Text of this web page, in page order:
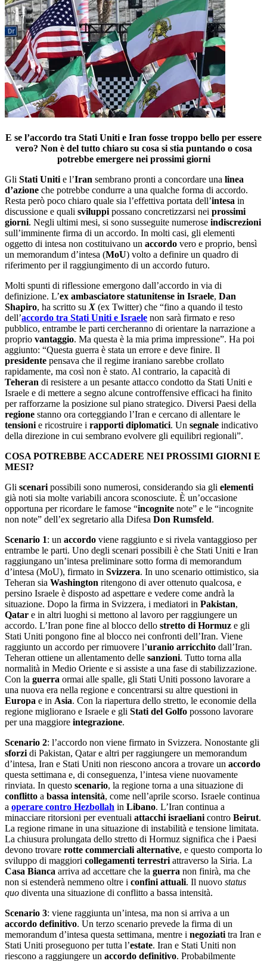
E se l’accordo tra Stati Uniti e Iran fosse troppo bello per essere
vero? Non è del tutto chiaro su cosa si stia puntando o cosa
potrebbe emergere nei prossimi giorni
Gli Stati Uniti e l’Iran sembrano pronti a concordare una linea
d’azione che potrebbe condurre a una qualche forma di accordo.
Resta però poco chiaro quale sia l’effettiva portata dell’intesa in
discussione e quali sviluppi possano concretizzarsi nei prossimi
giorni. Negli ultimi mesi, si sono susseguite numerose indiscrezioni
sull’imminente firma di un accordo. In molti casi, gli elementi
oggetto di intesa non costituivano un accordo vero e proprio, bensì
un memorandum d’intesa (MoU) volto a definire un quadro di
riferimento per il raggiungimento di un accordo futuro.
Molti spunti di riflessione emergono dall’accordo in via di
definizione. L’ex ambasciatore statunitense in Israele, Dan
Shapiro, ha scritto su X (ex Twitter) che “fino a quando il testo
dell’accordo tra Stati Uniti e Israele non sarà firmato e reso
pubblico, entrambe le parti cercheranno di orientare la narrazione a
proprio vantaggio. Ma questa è la mia prima impressione”. Ha poi
aggiunto: “Questa guerra è stata un errore e deve finire. Il
presidente pensava che il regime iraniano sarebbe crollato
rapidamente, ma così non è stato. Al contrario, la capacità di
Teheran di resistere a un pesante attacco condotto da Stati Uniti e
Israele e di mettere a segno alcune controffensive efficaci ha finito
per rafforzarne la posizione sul piano strategico. Diversi Paesi della
regione stanno ora corteggiando l’Iran e cercano di allentare le
tensioni e ricostruire i rapporti diplomatici. Un segnale indicativo
della direzione in cui sembrano evolvere gli equilibri regionali”.
COSA POTREBBE ACCADERE NEI PROSSIMI GIORNI E
MESI?
Gli scenari possibili sono numerosi, considerando sia gli elementi
già noti sia molte variabili ancora sconosciute. È un’occasione
opportuna per ricordare le famose “incognite note” e le “incognite
non note” dell’ex segretario alla Difesa Don Rumsfeld.
Scenario 1: un accordo viene raggiunto e si rivela vantaggioso per
entrambe le parti. Uno degli scenari possibili è che Stati Uniti e Iran
raggiungano un’intesa preliminare sotto forma di memorandum
d’intesa (MoU), firmato in Svizzera. In uno scenario ottimistico, sia
Teheran sia Washington ritengono di aver ottenuto qualcosa, e
persino Israele è disposto ad aspettare e vedere come andrà la
situazione. Dopo la firma in Svizzera, i mediatori in Pakistan,
Qatar e in altri luoghi si mettono al lavoro per raggiungere un
accordo. L’Iran pone fine al blocco dello stretto di Hormuz e gli
Stati Uniti pongono fine al blocco nei confronti dell’Iran. Viene
raggiunto un accordo per rimuovere l’uranio arricchito dall’Iran.
Teheran ottiene un allentamento delle sanzioni. Tutto torna alla
normalità in Medio Oriente e si assiste a una fase di stabilizzazione.
Con la guerra ormai alle spalle, gli Stati Uniti possono lavorare a
una nuova era nella regione e concentrarsi su altre questioni in
Europa e in Asia. Con la riapertura dello stretto, le economie della
regione migliorano e Israele e gli Stati del Golfo possono lavorare
per una maggiore integrazione.
Scenario 2: l’accordo non viene firmato in Svizzera. Nonostante gli
sforzi di Pakistan, Qatar e altri per raggiungere un memorandum
d’intesa, Iran e Stati Uniti non riescono ancora a trovare un accordo
questa settimana e, di conseguenza, l’intesa viene nuovamente
rinviata. In questo scenario, la regione torna a una situazione di
conflitto a bassa intensità, come nell’aprile scorso. Israele continua
a operare contro Hezbollah in Libano. L’Iran continua a
minacciare ritorsioni per eventuali attacchi israeliani contro Beirut.
La regione rimane in una situazione di instabilità e tensione limitata.
La chiusura prolungata dello stretto di Hormuz significa che i Paesi
devono trovare rotte commerciali alternative, e questo comporta lo
sviluppo di maggiori collegamenti terrestri attraverso la Siria. La
Casa Bianca arriva ad accettare che la guerra non finirà, ma che
non si estenderà nemmeno oltre i confini attuali. Il nuovo status
quo diventa una situazione di conflitto a bassa intensità.
Scenario 3: viene raggiunta un’intesa, ma non si arriva a un
accordo definitivo. Un terzo scenario prevede la firma di un
memorandum d’intesa questa settimana, mentre i negoziati tra Iran e
Stati Uniti proseguono per tutta l’estate. Iran e Stati Uniti non
riescono a raggiungere un accordo definitivo. Probabilmente